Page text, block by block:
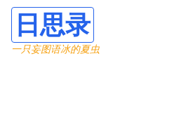
日思录
一只妄图语冰的夏虫